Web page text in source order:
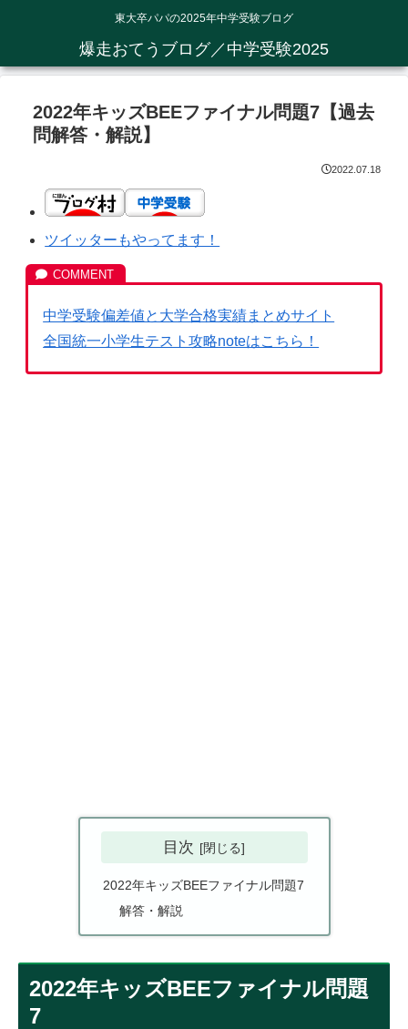
東大卒パパの2025年中学受験ブログ
爆走おてうブログ／中学受験2025
2022年キッズBEEファイナル問題7【過去
問解答・解説】
2022.07.18
ツイッターもやってます！
中学受験偏差値と大学合格実績まとめサイト
全国統一小学生テスト攻略noteはこちら！
目次
2022年キッズBEEファイナル問題7
解答・解説
2022年キッズBEEファイナル問題
7